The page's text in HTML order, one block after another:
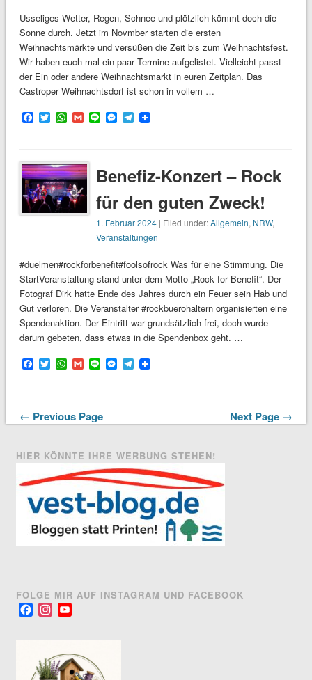
Usseliges Wetter, Regen, Schnee und plötzlich kömmt doch die
Sonne durch. Jetzt im Novmber starten die ersten
Weihnachtsmärkte und versüßen die Zeit bis zum Weihnachtsfest.
Wir haben euch mal ein paar Termine aufgelistet. Vielleicht passt
der Ein oder andere Weihnachtsmarkt in euren Zeitplan. Das
Castroper Weihnachtsdorf ist schon in vollem …
Facebook
TwitterWhatsApp
Gmail
LineMessenger
Telegram
Benefiz-Konzert – Rock
für den guten Zweck!
1. Februar 2024 | Filed under:Allgemein, NRW,
Veranstaltungen
#duelmen#rockforbenefit#foolsofrock Was für eine Stimmung. Die
StartVeranstaltung stand unter dem Motto „Rock for Benefit“. Der
Fotograf Dirk hatte Ende des Jahres durch ein Feuer sein Hab und
Gut verloren. Die Veranstalter #rockbuerohaltern organisierten eine
Spendenaktion. Der Eintritt war grundsätzlich frei, doch wurde
darum gebeten, dass etwas in die Spendenbox geht. …
Facebook
TwitterWhatsApp
Gmail
LineMessenger
Telegram
← Previous Page Next Page →
HIER KÖNNTE IHRE WERBUNG STEHEN!
FOLGE MIR AUF INSTAGRAM UND FACEBOOK
FacebookInstagram